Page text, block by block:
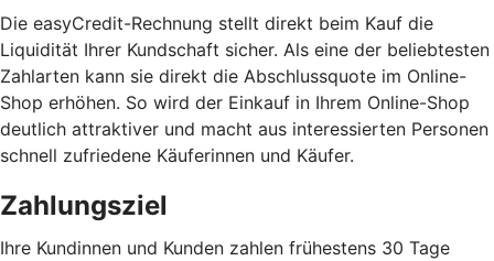
Die easyCredit-Rechnung stellt direkt beim Kauf die
Liquidität Ihrer Kundschaft sicher. Als eine der beliebtesten
Zahlarten kann sie direkt die Abschlussquote im Online-
Shop erhöhen. So wird der Einkauf in Ihrem Online-Shop
deutlich attraktiver und macht aus interessierten Personen
schnell zufriedene Käuferinnen und Käufer.
Zahlungsziel
Ihre Kundinnen und Kunden zahlen frühestens 30 Tage